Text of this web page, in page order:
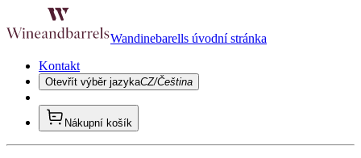
Wandinebarells úvodní stránka
Kontakt
Otevřít výběr jazykaCZ/Čeština
Nákupní košík